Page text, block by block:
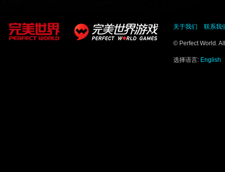
关于我们 联系我
© Perfect World.
选择语言: English